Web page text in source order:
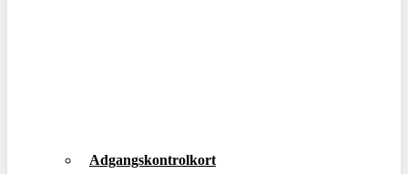
Adgangskontrolkort